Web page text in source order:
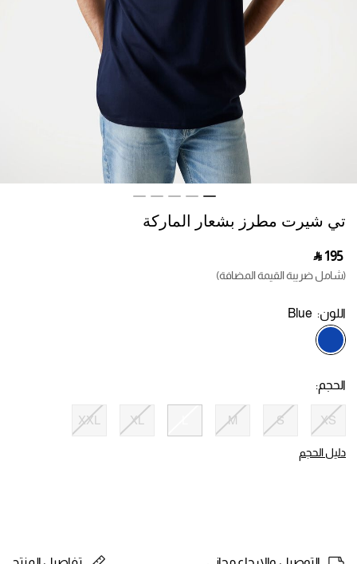
تي شيرت مطرز بشعار الماركة
‎ ⃁ ⁦195⁩ ‎
(شامل ضريبة القيمة المضافة)
اللون:Blue
الحجم:
XS
XL
XXL
دليل الحجم